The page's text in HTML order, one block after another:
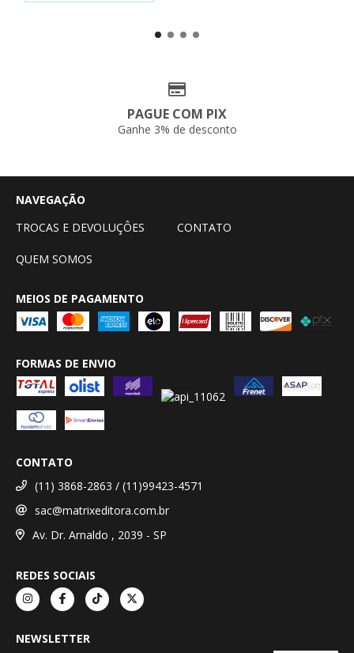
PAGUE COM PIX
Ganhe 3% de desconto
NAVEGAÇÃO
TROCAS E DEVOLUÇÔES
CONTATO
QUEM SOMOS
MEIOS DE PAGAMENTO
FORMAS DE ENVIO
CONTATO
(11) 3868-2863 / (11)99423-4571
sac@matrixeditora.com.br
Av. Dr. Arnaldo , 2039 - SP
REDES SOCIAIS
NEWSLETTER